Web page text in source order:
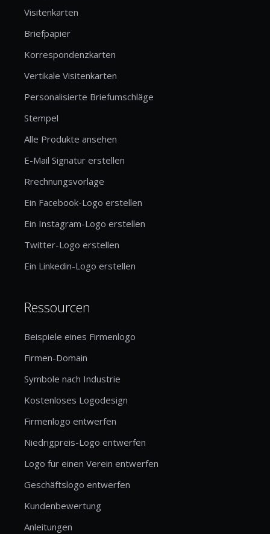
Visitenkarten
Briefpapier
Korrespondenzkarten
Vertikale Visitenkarten
Personalisierte Briefumschläge
Stempel
Alle Produkte ansehen
E-Mail Signatur erstellen
Rrechnungsvorlage
Ein Facebook-Logo erstellen
Ein Instagram-Logo erstellen
Twitter-Logo erstellen
Ein Linkedin-Logo erstellen
Ressourcen
Beispiele eines Firmenlogo
Firmen-Domain
Symbole nach Industrie
Kostenloses Logodesign
Firmenlogo entwerfen
Niedrigpreis-Logo entwerfen
Logo für einen Verein entwerfen
Geschäftslogo entwerfen
Kundenbewertung
Anleitungen